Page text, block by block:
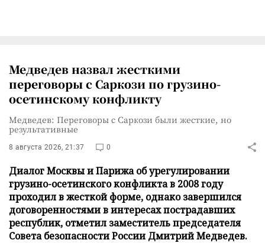
Медведев назвал жесткими
переговоры с Саркози по грузино-
осетинскому конфликту
Медведев: Переговоры с Саркози были жесткие, но
результативные
8 августа 2026, 21:37 0
Диалог Москвы и Парижа об урегулировании
грузино-осетинского конфликта в 2008 году
проходил в жесткой форме, однако завершился
договоренностями в интересах пострадавших
республик, отметил заместитель председателя
Совета безопасности России Дмитрий Медведев.